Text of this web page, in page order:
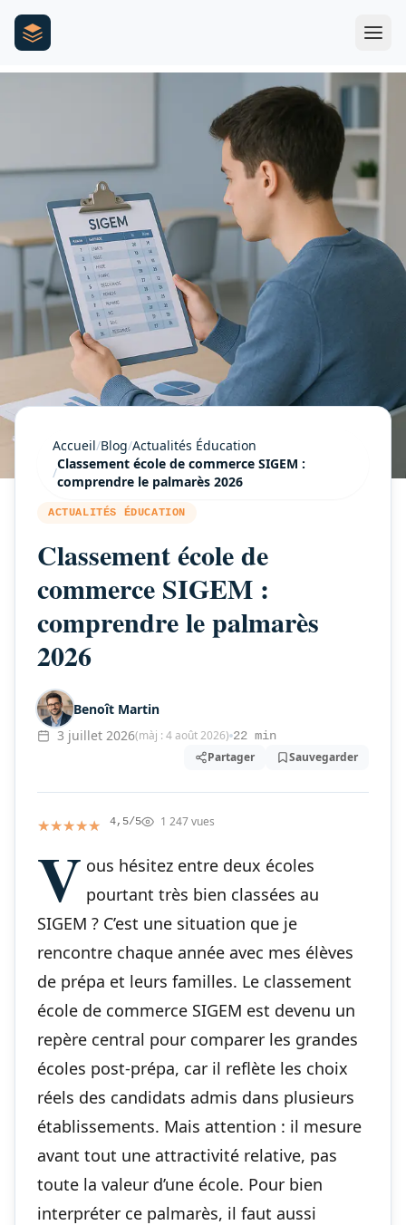
Accueil/Blog/Actualités Éducation
/
Classement école de commerce SIGEM :
comprendre le palmarès 2026
ACTUALITÉS ÉDUCATION
Classement école de
commerce SIGEM :
comprendre le palmarès
2026
Benoît Martin
3 juillet 2026(màj : 4 août 2026) 22 min
Partager Sauvegarder
★★★★★
★★★★★ 4,5/5 1 247 vues
V ous hésitez entre deux écoles
pourtant très bien classées au
SIGEM ? C’est une situation que je
rencontre chaque année avec mes élèves
de prépa et leurs familles. Le classement
école de commerce SIGEM est devenu un
repère central pour comparer les grandes
écoles post-prépa, car il reflète les choix
réels des candidats admis dans plusieurs
établissements. Mais attention : il mesure
avant tout une attractivité relative, pas
toute la valeur d’une école. Pour bien
interpréter ce palmarès, il faut aussi